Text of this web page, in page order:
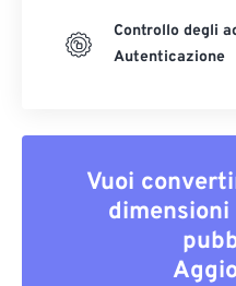
Controllo degli
Autenticazione
Vuoi
dimensioni